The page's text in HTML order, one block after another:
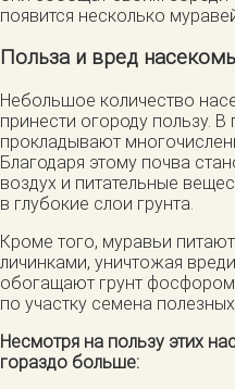
появится несколько
Польза и вред
Небольшое количество
принести огороду пользу.
прокладывают
Благодаря этому почва
воздух и питательные
в глубокие слои грунта.
Кроме того, муравьи
личинками, уничтожая
обогащают грунт
по участку семена
Несмотря на пользу этих
гораздо больше: